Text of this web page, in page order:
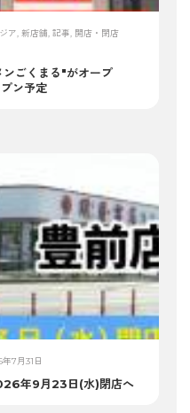
ア, 新店舗, 記事, 開店・閉店
ンごくまる"がオープ
ン予定
7月31日
年9月23日(水)閉店へ